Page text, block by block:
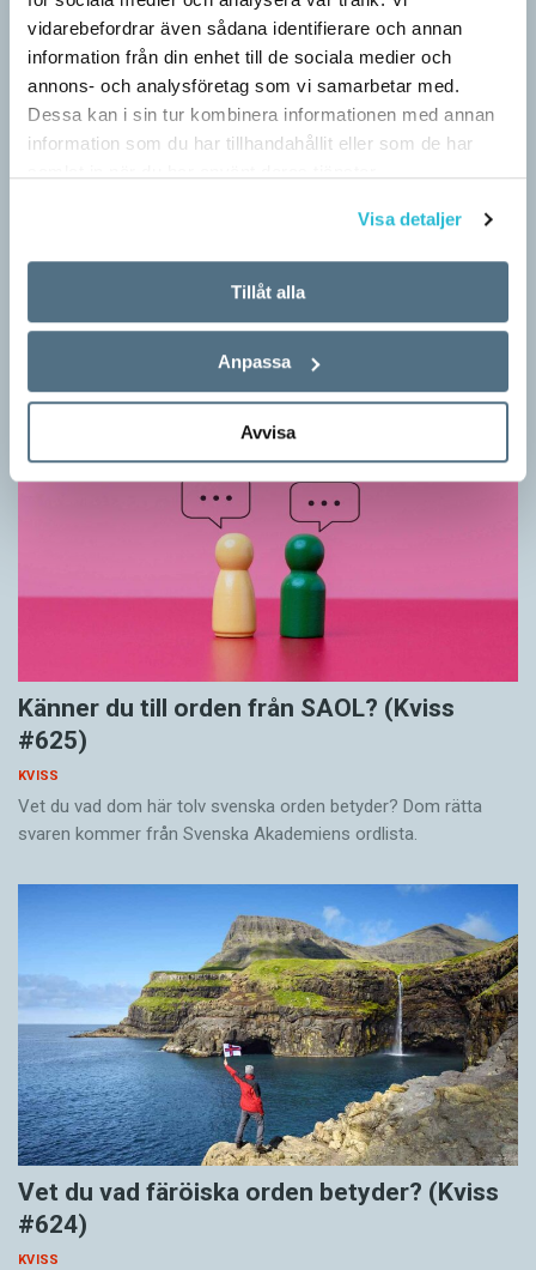
vidarebefordrar även sådana identifierare och annan
information från din enhet till de sociala medier och
annons- och analysföretag som vi samarbetar med.
Dessa kan i sin tur kombinera informationen med annan
information som du har tillhandahållit eller som de har
Visa detaljer
Tillåt alla
Anpassa
Avvisa
Vilket språk är detta? (Kviss #626)
KVISS
I det här kvisset möter du texter om berömda svenska
författare på tolv olika språk hämtade från Wikipedia. Men vilka
Känner du till orden från SAOL? (Kviss
#625)
KVISS
Vet du vad dom här tolv svenska orden betyder? Dom rätta
svaren kommer från Svenska Akademiens ordlista.
Vet du vad färöiska orden betyder? (Kviss
#624)
KVISS